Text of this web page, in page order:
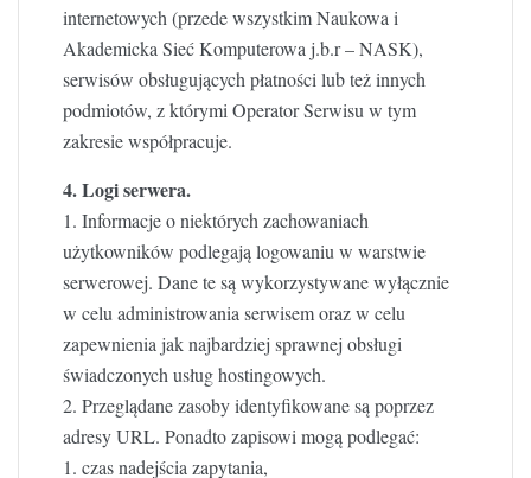
internetowych (przede wszystkim Naukowa i
Akademicka Sieć Komputerowa j.b.r – NASK),
serwisów obsługujących płatności lub też innych
podmiotów, z którymi Operator Serwisu w tym
zakresie współpracuje.
4. Logi serwera.
1. Informacje o niektórych zachowaniach
użytkowników podlegają logowaniu w warstwie
serwerowej. Dane te są wykorzystywane wyłącznie
w celu administrowania serwisem oraz w celu
zapewnienia jak najbardziej sprawnej obsługi
świadczonych usług hostingowych.
2. Przeglądane zasoby identyfikowane są poprzez
adresy URL. Ponadto zapisowi mogą podlegać:
1. czas nadejścia zapytania,